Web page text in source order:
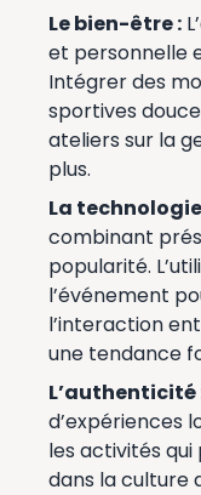
Le bien-être :
et personnelle
Intégrer des
sportives
ateliers sur la
plus.
La
combinant
popularité.
l’événement
l’interaction
une tendance
L’authenticité
d’expériences
les activités
dans la culture